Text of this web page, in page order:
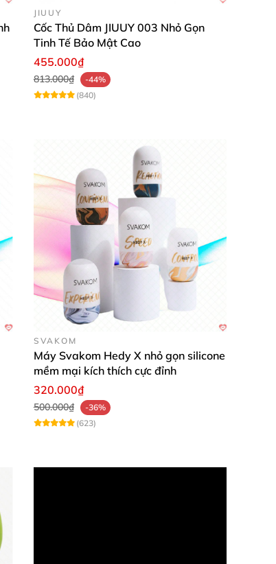
JIUUY
Cốc Thủ Dâm JIUUY 003 Nhỏ Gọn
Tinh Tế Bảo Mật Cao
455.000₫
813.000₫
-44%
(840)
SVAKOM
Máy Svakom Hedy X nhỏ gọn silicone
mềm mại kích thích cực đỉnh
320.000₫
500.000₫
-36%
(623)